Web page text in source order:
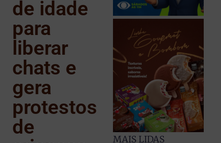
de idade
para
liberar
chats e
gera
protestos
de
MAIS LIDAS